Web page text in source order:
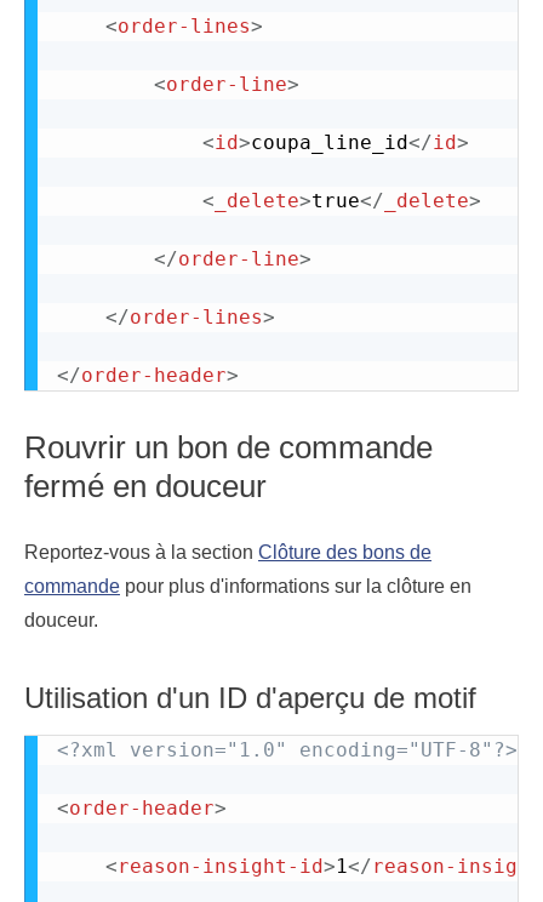
<order-lines>
<order-line>
<id>coupa_line_id</id>
< _delete>true</ _delete>
</order-line>
</order-lines>
</order-header>
Rouvrir un bon de commande
fermé en douceur
Reportez-vous à la section Clôture des bons de
commande pour plus d'informations sur la clôture en
douceur.
Utilisation d'un ID d'aperçu de motif
<?xml version="1.0" encoding="UTF-8"?>
<order-header>
<reason-insight-id>1</reason-